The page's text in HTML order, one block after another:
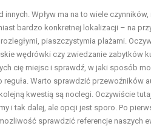
Wpływ ma na to wiele
bardzo konkretnej lokalizacji – na
piaszczystymia plażami.
wędrówki czy zwiedzanie zabytków
cię miejsc i sprawdź, w jaki sposób
Warto sprawdzić przewoźników
kwestią są noclegi. Oczywiście
i tak dalej, ale opcji jest sporo. Po
sprawdzić referencje naszych